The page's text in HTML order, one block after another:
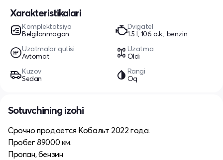
Xarakteristikalari
Komplektatsiya
Belgilanmagan
Dvigatel
1.5 l, 106 o.k., benzin
Uzatmalar qutisi
Avtomat
Uzatma
Oldi
Kuzov
Sedan
Rangi
Oq
Sotuvchining izohi
Срочно продается Кобальт 2022 года.
Пробег 89000 км.
Пропан, бензин